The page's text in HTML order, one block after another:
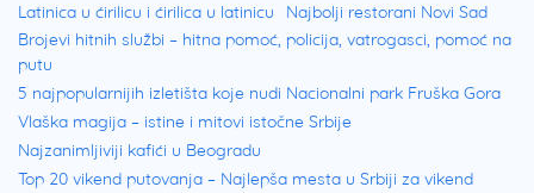
Latinica u ćirilicu i ćirilica u latinicu
Najbolji restorani Novi Sad
Brojevi hitnih službi – hitna pomoć, policija, vatrogasci, pomoć na
putu
5 najpopularnijih izletišta koje nudi Nacionalni park Fruška Gora
Vlaška magija – istine i mitovi istočne Srbije
Najzanimljiviji kafići u Beogradu
Top 20 vikend putovanja – Najlepša mesta u Srbiji za vikend